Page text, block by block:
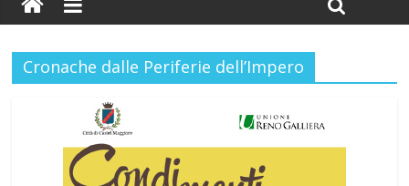
Cronache dalle Periferie dell’Impero